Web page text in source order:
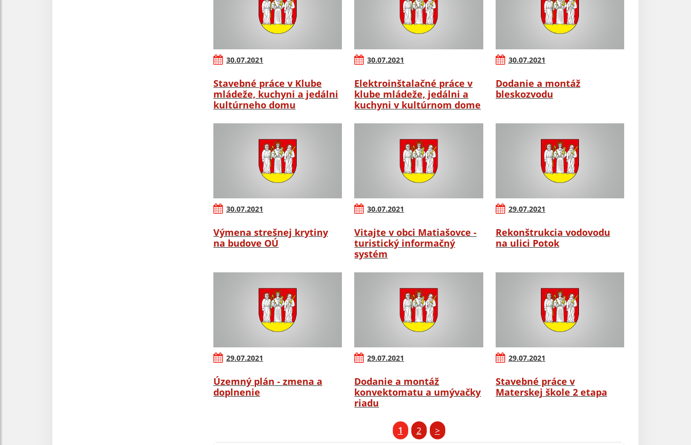
30.07.2021
Stavebné práce v Klube
mládeže, kuchyni a jedálni
kultúrneho domu
30.07.2021
Elektroinštalačné práce v
klube mládeže, jedálni a
kuchyni v kultúrnom dome
30.07.2021
Dodanie a montáž
bleskozvodu
30.07.2021
Výmena strešnej krytiny
na budove OÚ
30.07.2021
Vitajte v obci Matiašovce -
turistický informačný
systém
29.07.2021
Rekonštrukcia vodovodu
na ulici Potok
29.07.2021
Územný plán - zmena a
doplnenie
29.07.2021
Dodanie a montáž
konvektomatu a umývačky
riadu
29.07.2021
Stavebné práce v
Materskej škole 2 etapa
1 2 >